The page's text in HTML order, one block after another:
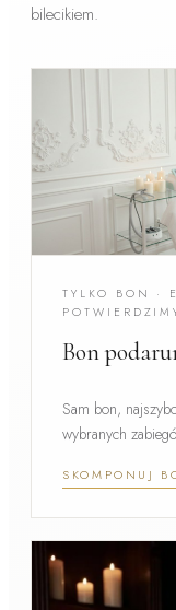
bilecikiem.
TYLKO BON ·
Bon
Sam bon,
wybranych
SKOMPONUJ